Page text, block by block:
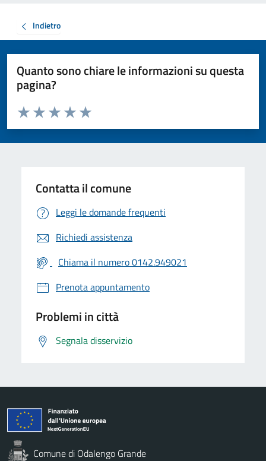
Indietro
Quanto sono chiare le informazioni su questa
pagina?
Valuta da 1 a 5 stelle la pagina
Valuta 5 stelle su 5
Valuta 4 stelle su 5
Valuta 3 stelle su 5
Valuta 2 stelle su 5
Valuta 1 stelle su 5
Contatta il comune
Leggi le domande frequenti
Richiedi assistenza
Chiama il numero 0142.949021
Prenota appuntamento
Problemi in città
Segnala disservizio
Comune di Odalengo Grande